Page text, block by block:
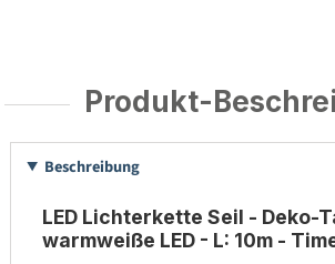
Produkt-
Beschreibung
LED Lichterkette Seil - Deko-
warmweiße LED - L: 10m -